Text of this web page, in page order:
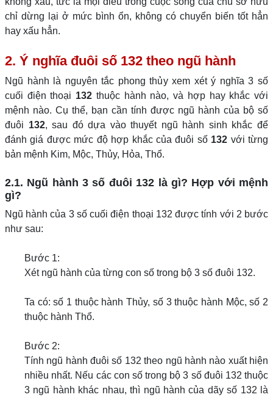
chỉ dừng lại ở mức bình ổn, không có chuyển biến tốt hẳn
hay xấu hẳn.
2. Ý nghĩa đuôi số 132 theo ngũ hành
Ngũ hành là nguyên tắc phong thủy xem xét ý nghĩa 3 số
cuối điện thoại 132 thuộc hành nào, và hợp hay khắc với
mệnh nào. Cụ thể, bạn cần tính được ngũ hành của bộ số
đuôi 132, sau đó dựa vào thuyết ngũ hành sinh khắc để
đánh giá được mức độ hợp khắc của đuôi số 132 với từng
bản mệnh Kim, Mộc, Thủy, Hỏa, Thổ.
2.1. Ngũ hành 3 số đuôi 132 là gì? Hợp với mệnh
gì?
Ngũ hành của 3 số cuối điện thoại 132 được tính với 2 bước
như sau:
Bước 1:
Xét ngũ hành của từng con số trong bộ 3 số đuôi 132.
Ta có: số 1 thuộc hành Thủy, số 3 thuộc hành Mộc, số 2
thuộc hành Thổ.
Bước 2:
Tính ngũ hành đuôi số 132 theo ngũ hành nào xuất hiện
nhiều nhất. Nếu các con số trong bộ 3 số đuôi 132 thuộc
3 ngũ hành khác nhau, thì ngũ hành của dãy số 132 là